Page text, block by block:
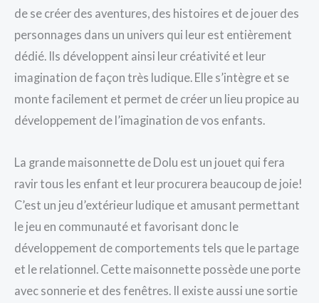
de se créer des aventures, des histoires et de jouer des
personnages dans un univers qui leur est entièrement
dédié. Ils développent ainsi leur créativité et leur
imagination de façon très ludique. Elle s’intègre et se
monte facilement et permet de créer un lieu propice au
développement de l’imagination de vos enfants.
La grande maisonnette de Dolu est un jouet qui fera
ravir tous les enfant et leur procurera beaucoup de joie!
C’est un jeu d’extérieur ludique et amusant permettant
le jeu en communauté et favorisant donc le
développement de comportements tels que le partage
et le relationnel. Cette maisonnette possède une porte
avec sonnerie et des fenêtres. Il existe aussi une sortie